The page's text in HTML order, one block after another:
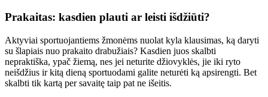
Prakaitas: kasdien plauti ar leisti išdžiūti?
Aktyviai sportuojantiems žmonėms nuolat kyla klausimas, ką daryti
su šlapiais nuo prakaito drabužiais? Kasdien juos skalbti
nepraktiška, ypač žiemą, nes jei neturite džiovyklės, jie iki ryto
neišdžius ir kitą dieną sportuodami galite neturėti ką apsirengti. Bet
skalbti tik kartą per savaitę taip pat ne išeitis.